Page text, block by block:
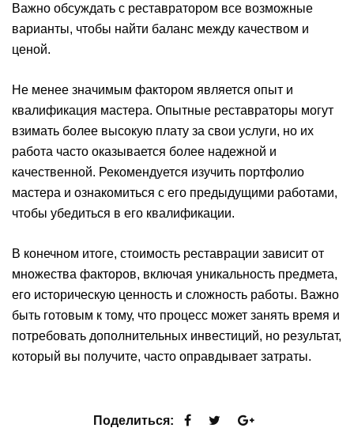
Важно обсуждать с реставратором все возможные
варианты, чтобы найти баланс между качеством и
ценой.
Не менее значимым фактором является опыт и
квалификация мастера. Опытные реставраторы могут
взимать более высокую плату за свои услуги, но их
работа часто оказывается более надежной и
качественной. Рекомендуется изучить портфолио
мастера и ознакомиться с его предыдущими работами,
чтобы убедиться в его квалификации.
В конечном итоге, стоимость реставрации зависит от
множества факторов, включая уникальность предмета,
его историческую ценность и сложность работы. Важно
быть готовым к тому, что процесс может занять время и
потребовать дополнительных инвестиций, но результат,
который вы получите, часто оправдывает затраты.
Поделиться: